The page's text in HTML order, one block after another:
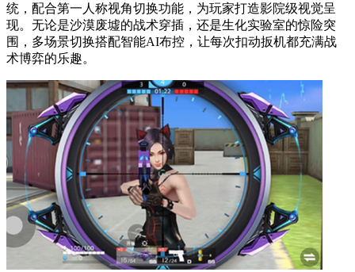
统，配合第一人称视角切换功能，为玩家打造影院级视觉呈
现。无论是沙漠废墟的战术穿插，还是生化实验室的惊险突
围，多场景切换搭配智能AI布控，让每次扣动扳机都充满战
术博弈的乐趣。